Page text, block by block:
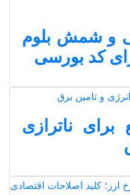
و شمش بلوم
کد بورسی
برای ناترازی